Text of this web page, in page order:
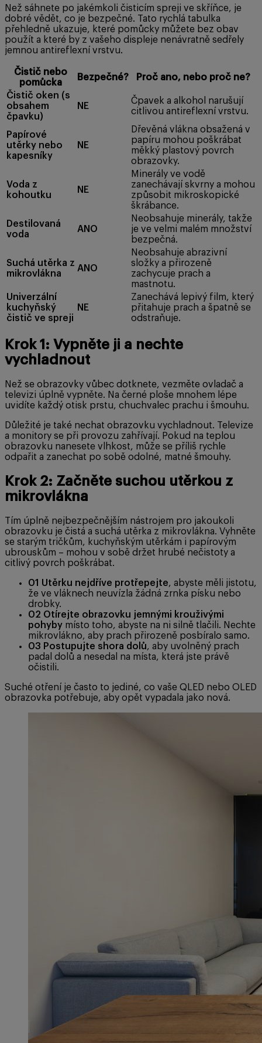
Než sáhnete po jakémkoli čisticím spreji ve skříňce, je
dobré vědět, co je bezpečné. Tato rychlá tabulka
přehledně ukazuje, které pomůcky můžete bez obav
použít a které by z vašeho displeje nenávratně sedřely
jemnou antireflexní vrstvu.
Čistič nebo
pomůcka
Bezpečné?
Proč ano, nebo proč ne?
Čistič oken (s
obsahem
čpavku)
NE
Čpavek a alkohol narušují
citlivou antireflexní vrstvu.
Papírové
utěrky nebo
kapesníky
NE
Dřevěná vlákna obsažená v
papíru mohou poškrábat
měkký plastový povrch
obrazovky.
Voda z
kohoutku
NE
Minerály ve vodě
zanechávají skvrny a mohou
způsobit mikroskopické
škrábance.
Destilovaná
voda
ANO
Neobsahuje minerály, takže
je ve velmi malém množství
bezpečná.
Suchá utěrka z
mikrovlákna
ANO
Neobsahuje abrazivní
složky a přirozeně
zachycuje prach a
mastnotu.
Univerzální
kuchyňský
čistič ve spreji
NE
Zanechává lepivý film, který
přitahuje prach a špatně se
odstraňuje.
Krok 1: Vypněte ji a nechte
vychladnout
Než se obrazovky vůbec dotknete, vezměte ovladač a
televizi úplně vypněte. Na černé ploše mnohem lépe
uvidíte každý otisk prstu, chuchvalec prachu i šmouhu.
Důležité je také nechat obrazovku vychladnout. Televize
a monitory se při provozu zahřívají. Pokud na teplou
obrazovku nanesete vlhkost, může se příliš rychle
odpařit a zanechat po sobě odolné, matné šmouhy.
Krok 2: Začněte suchou utěrkou z
mikrovlákna
Tím úplně nejbezpečnějším nástrojem pro jakoukoli
obrazovku je čistá a suchá utěrka z mikrovlákna. Vyhněte
se starým tričkům, kuchyňským utěrkám i papírovým
ubrouskům – mohou v sobě držet hrubé nečistoty a
citlivý povrch poškrábat.
01 Utěrku nejdříve protřepejte, abyste měli jistotu,
že ve vláknech neuvízla žádná zrnka písku nebo
drobky.
02 Otírejte obrazovku jemnými krouživými
pohyby místo toho, abyste na ni silně tlačili. Nechte
mikrovlákno, aby prach přirozeně posbíralo samo.
03 Postupujte shora dolů, aby uvolněný prach
padal dolů a nesedal na místa, která jste právě
očistili.
Suché otření je často to jediné, co vaše QLED nebo OLED
obrazovka potřebuje, aby opět vypadala jako nová.